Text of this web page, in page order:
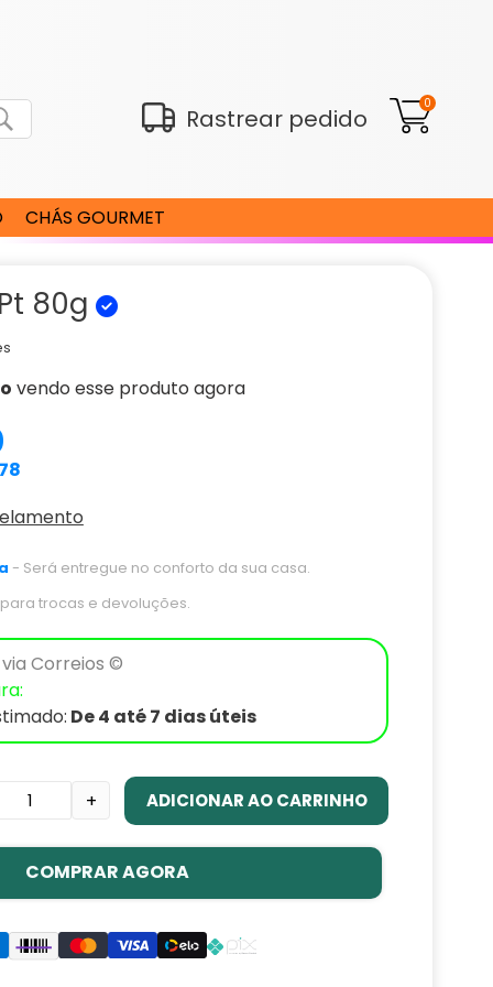
Rastrear pedido
0
CHÁS GOURMET
80g
vendo esse produto agora
- Será entregue no conforto da sua casa.
trocas e devoluções.
Correios ©
De 4 até 7 dias úteis
+ ADICIONAR AO CARRINHO
COMPRAR AGORA